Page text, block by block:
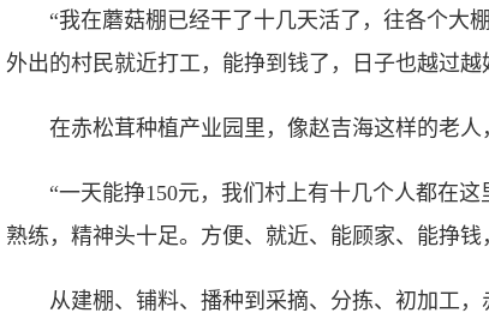
“我在蘑菇棚已经干了十几天活了，往各个大棚
外出的村民就近打工，能挣到钱了，日子也越过越
在赤松茸种植产业园里，像赵吉海这样的老人
“一天能挣150元，我们村上有十几个人都在这
熟练，精神头十足。方便、就近、能顾家、能挣钱
从建棚、铺料、播种到采摘、分拣、初加工，